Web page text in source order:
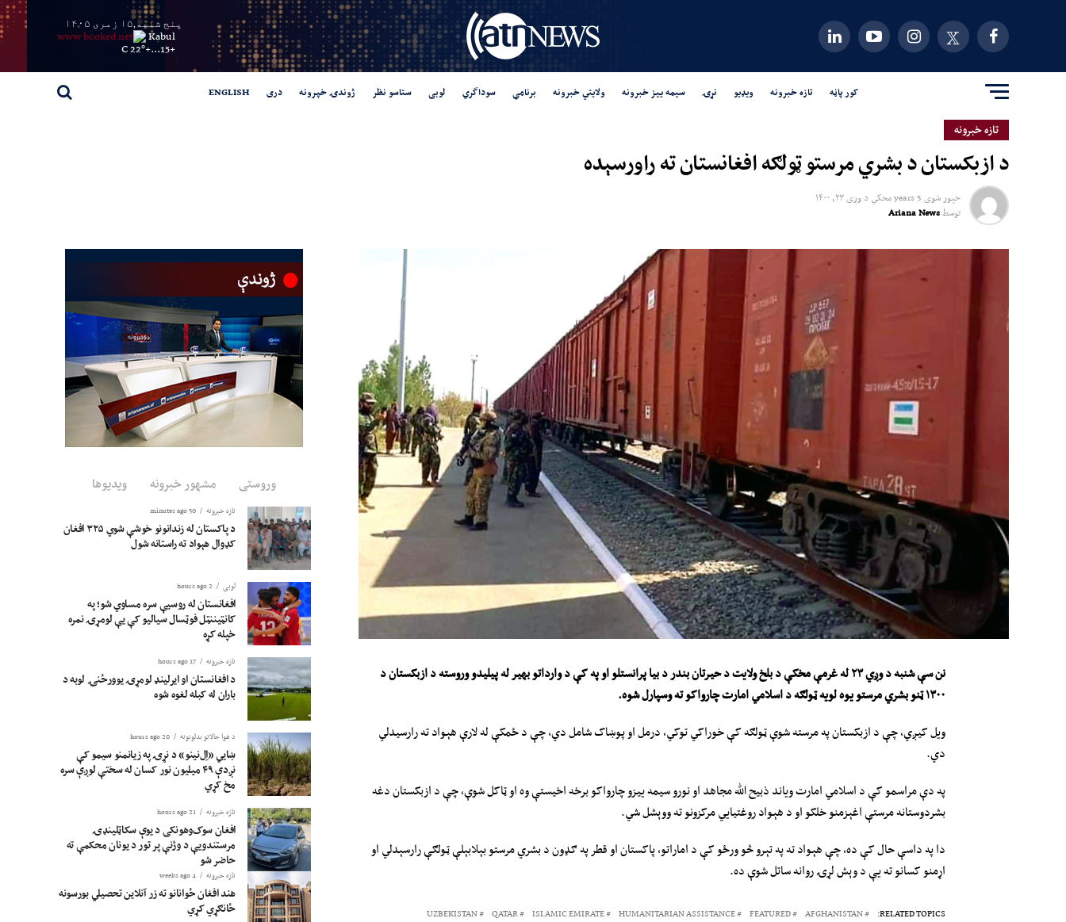
پنج شنبه,۱۵ زمری ۱۴۰۵
Kabul
+
15...
+
22° C
کور پاڼه تازه خبرونه ویډیو نړۍ سیمه ییز خبرونه ولایتي خبرونه برنامې سوداگري لوبی ستاسو نظر ژوندۍ خپرونه دری ENGLISH
تازه خبرونه
د ازبکستان د بشري مرستو ټولګه افغانستان ته راورسېده
خپور شوی 5 years مخکي د وږی ۲۳, ۱۴۰۰
توسطAriana News
ننسې شنبه د وږي ۲۳ له غرمې مخکې د بلخ ولایت د حیرتان بندر د بیا پرانستلو اوپه کېد وارداتو بهیر له پیلیدو وروستهد ازبکستان د
۱۳۰۰ ټنو بشري مرستو یوه لویه ټولګه د اسلامي امارت چارواکو ته وسپارل شوه.
ویل کیږي، چې د ازبکستان په مرسته شوې ټولګه کې خوراکي توکي، درمل او پوښاک شامل دي، چې د ځمکې له لارې هېواد ته رارسیدلي
دي.
په دې مراسمو کې د اسلامي امارت ویاند ذبیح الله مجاهد او نورو سیمه ییزو چارواکو برخه اخیستې وه او ټاکل شوې، چې د ازبکستان دغه
بشردوستانه مرستې اغېزمنو خلکو او د هېواد روغتیایي مرکزونو ته ووېشل شي.
دا په داسې حال کې ده، چې هېواد ته په تېرو څو ورځو کې د اماراتو، پاکستان او قطر په ګډون د بشري مرستو بېلابېلې ټولګې رارسېدلي او
اړمنو کسانو ته یې د وېش لړۍ روانه ساتل شوې ده.
RELATED TOPICS:
AFGHANISTAN
FEATURED
HUMANITARIAN ASSISTANCE
ISLAMIC EMIRATE
QATAR
UZBEKISTAN
وروستی مشهور خبرونه ویدیوها
تازه خبرونه 50 minutes ago
د پاکستان له زندانونو خوشې شوي ۳۲۵ افغان
کډوال هېواد ته راستانه شول
لوبی 2 hours ago
افغانستان له روسیې سره مساوي شو؛ په
کانټیننټل فوټسال سیالیو کې یې لومړۍ نمره
خپله کړه
تازه خبرونه 17 hours ago
د افغانستان او ایرلینډ لومړۍ یوورځنۍ لوبه د
باران له کبله لغوه شوه
د هوا حالاتو بدلونونه 20 hours ago
ښايي «اِل‌نینو» د نړۍ په زیانمنو سیمو کې
نږدې ۴۹ میلیون نور کسان له سختې لوږې سره
مخ کړي
تازه خبرونه 21 hours ago
افغان سوک‌وهونکی د یوې سکاټلینډۍ
مرستندویې د وژنې پر تور د یونان محکمې ته
حاضر شو
تازه خبرونه 4 weeks ago
هند افغان ځوانانو ته زر آنلاین تحصیلي بورسونه
ځانګړي کړي